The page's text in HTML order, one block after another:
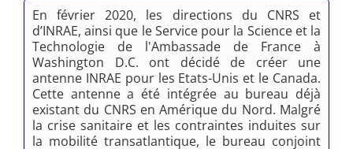
En février 2020, les directions du CNRS et
d’INRAE, ainsi que le Service pour la Science et la
Technologie de l'Ambassade de France à
Washington D.C. ont décidé de créer une
antenne INRAE pour les Etats-Unis et le Canada.
Cette antenne a été intégrée au bureau déjà
existant du CNRS en Amérique du Nord. Malgré
la crise sanitaire et les contraintes induites sur
la mobilité transatlantique, le bureau conjoint